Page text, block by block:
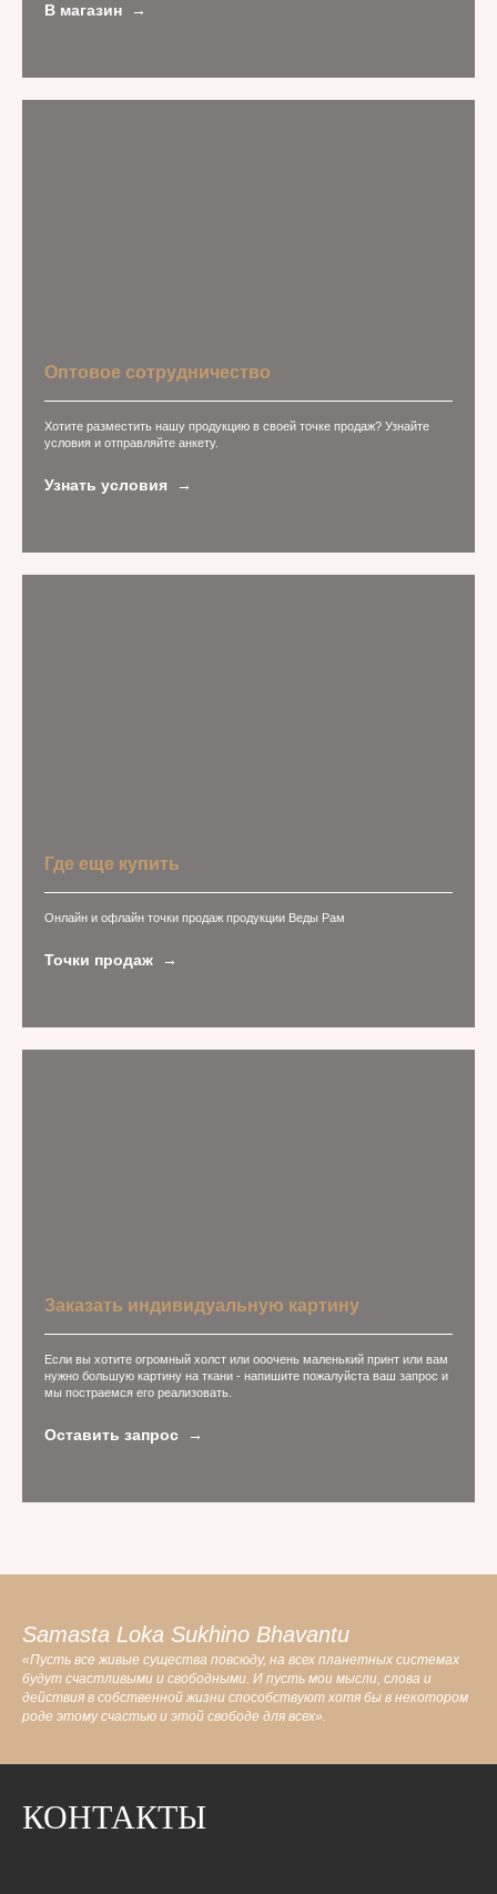
В магазин
Оптовое сотрудничество
Хотите разместить нашу продукцию в своей точке продаж? Узнайте
условия и отправляйте анкету.
Узнать условия
Где еще купить
Онлайн и офлайн точки продаж продукции Веды Рам
Точки продаж
Заказать индивидуальную картину
Если вы хотите огромный холст или ооочень маленький принт или вам
нужно большую картину на ткани - напишите пожалуйста ваш запрос и
мы постраемся его реализовать.
Оставить запрос
Samasta Loka Sukhino Bhavantu
«Пусть все живые существа повсюду, на всех планетных системах
будут счастливыми и свободными. И пусть мои мысли, слова и
действия в собственной жизни способствуют хотя бы в некотором
роде этому счастью и этой свободе для всех».
КОНТАКТЫ